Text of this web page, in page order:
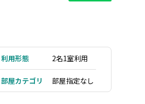
利用形態 2名1室利用
部屋カテゴリ 部屋指定なし